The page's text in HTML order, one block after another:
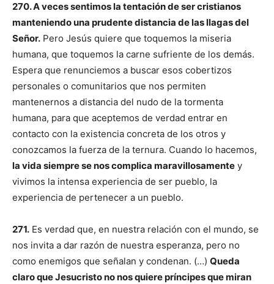
270. Aveces sentimos la tentación de ser cris­tianos
manteniendo una prudente distancia de las llagas del
Señor. Pero Jesús quiere que toque­mos la miseria
humana, que toquemos la carne sufriente de los demás.
Espera que renunciemos a buscar esos cobertizos
personales o comuni­tarios que nos permiten
mantenernos a distan­cia del nudo de la tormenta
humana, para que aceptemos de verdad entrar en
contacto con la existencia concreta de los otros y
conozcamos la fuerza de la ternura. Cuando lo hacemos,
la vida siempre se nos complica maravillosamente y
vivimos la intensa experiencia de ser pueblo, la
experiencia de pertenecer a un pueblo.
271. Es verdad que, en nuestra relación con el mundo, se
nos invita a dar razón de nuestra esperanza, pero no
como enemigos que señalan y condenan. (…) Queda
claro que Jesucristo no nos quiere príncipes que miran